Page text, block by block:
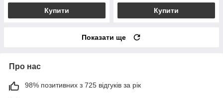
Купити Купити
Показати ще
Про нас
98% позитивних з 725 відгуків за рік